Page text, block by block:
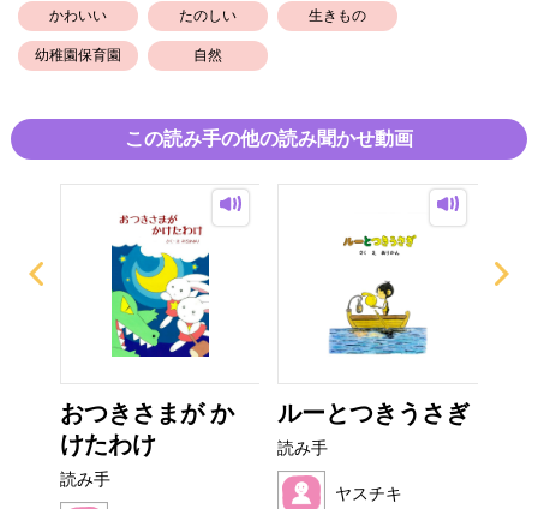
かわいい たのしい 生きもの
幼稚園保育園 自然
この読み手の他の読み聞かせ動画
おつきさまが か
けたわけ
読み手
ルーとつきうさぎ
読み手
ヤスチキ